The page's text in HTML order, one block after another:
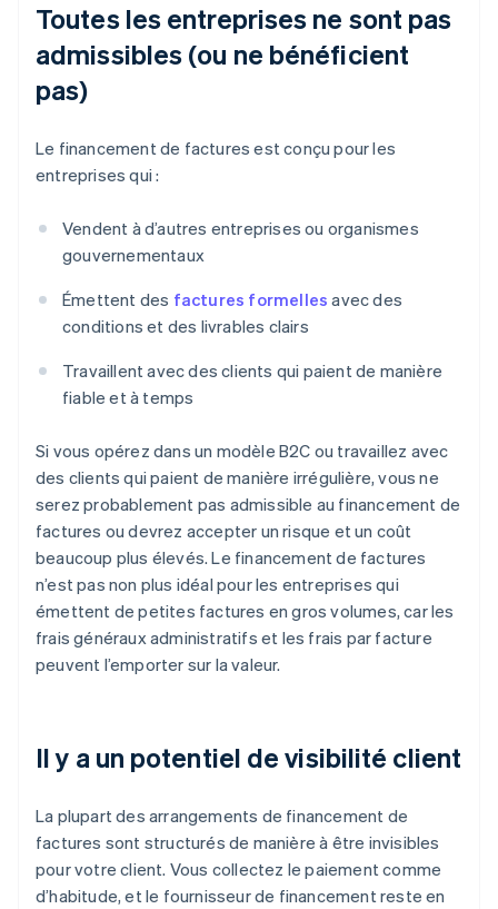
Toutes les entreprises ne sont pas
admissibles (ou ne bénéficient
pas)
Le financement de factures est conçu pour les
entreprises qui :
Vendent à d’autres entreprises ou organismes
gouvernementaux
Émettent des factures formelles avec des
conditions et des livrables clairs
Travaillent avec des clients qui paient de manière
fiable et à temps
Si vous opérez dans un modèle B2C ou travaillez avec
des clients qui paient de manière irrégulière, vous ne
serez probablement pas admissible au financement de
factures ou devrez accepter un risque et un coût
beaucoup plus élevés. Le financement de factures
n’est pas non plus idéal pour les entreprises qui
émettent de petites factures en gros volumes, car les
frais généraux administratifs et les frais par facture
peuvent l’emporter sur la valeur.
Il y a un potentiel de visibilité client
La plupart des arrangements de financement de
factures sont structurés de manière à être invisibles
pour votre client. Vous collectez le paiement comme
d’habitude, et le fournisseur de financement reste en